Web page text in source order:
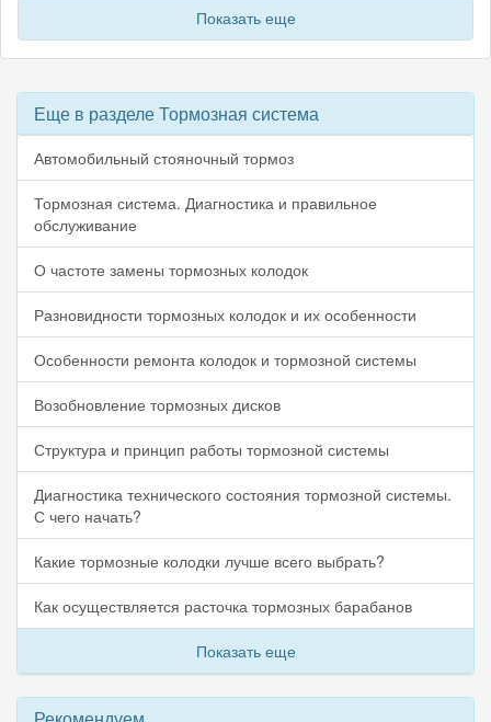
Показать еще
Еще в разделе Тормозная система
Автомобильный стояночный тормоз
Тормозная система. Диагностика и правильное
обслуживание
О частоте замены тормозных колодок
Разновидности тормозных колодок и их особенности
Особенности ремонта колодок и тормозной системы
Возобновление тормозных дисков
Структура и принцип работы тормозной системы
Диагностика технического состояния тормозной системы.
С чего начать?
Какие тормозные колодки лучше всего выбрать?
Как осуществляется расточка тормозных барабанов
Показать еще